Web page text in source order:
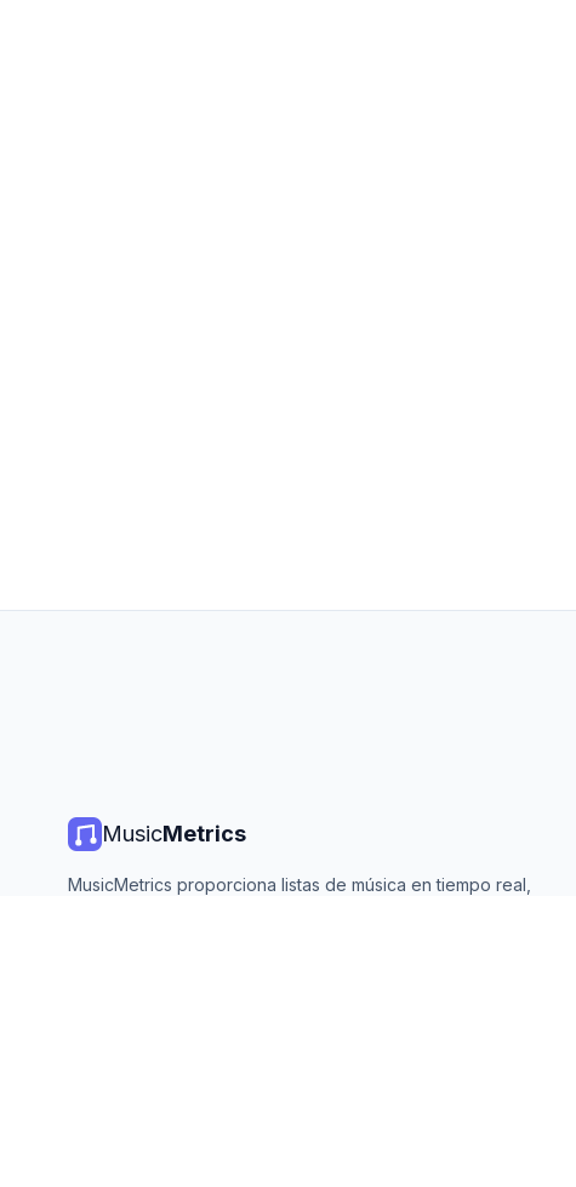
MusicMetrics
MusicMetrics proporciona listas de música en tiempo real,